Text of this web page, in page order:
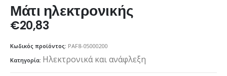
Μάτι ηλεκτρονικής
€20,83
Κωδικός προϊόντος: PAF8-05000200
Κατηγορία: Ηλεκτρονικά και ανάφλεξη